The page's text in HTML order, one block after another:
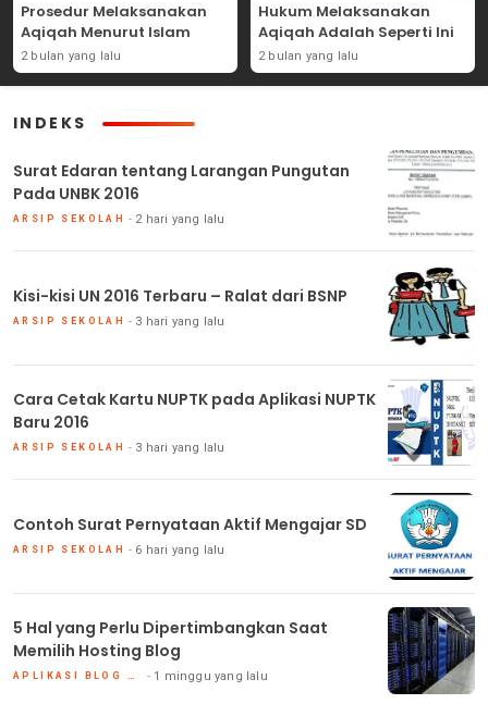
Prosedur Melaksanakan
Aqiqah Menurut Islam
2 bulan yang lalu
Hukum Melaksanakan
Aqiqah Adalah Seperti Ini
2 bulan yang lalu
INDEKS
Surat Edaran tentang Larangan Pungutan
Pada UNBK 2016
ARSIP SEKOLAH 2 hari yang lalu
Kisi-kisi UN 2016 Terbaru – Ralat dari BSNP
ARSIP SEKOLAH 3 hari yang lalu
Cara Cetak Kartu NUPTK pada Aplikasi NUPTK
Baru 2016
ARSIP SEKOLAH 3 hari yang lalu
Contoh Surat Pernyataan Aktif Mengajar SD
ARSIP SEKOLAH 6 hari yang lalu
5 Hal yang Perlu Dipertimbangkan Saat
Memilih Hosting Blog
1 minggu yang lalu